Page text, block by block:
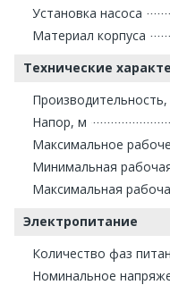
Установка насоса
Материал корпуса
Технические
Напор, м
Максимальное
Минимальная
Максимальная
Электропитание
Количество фаз
Номинальное